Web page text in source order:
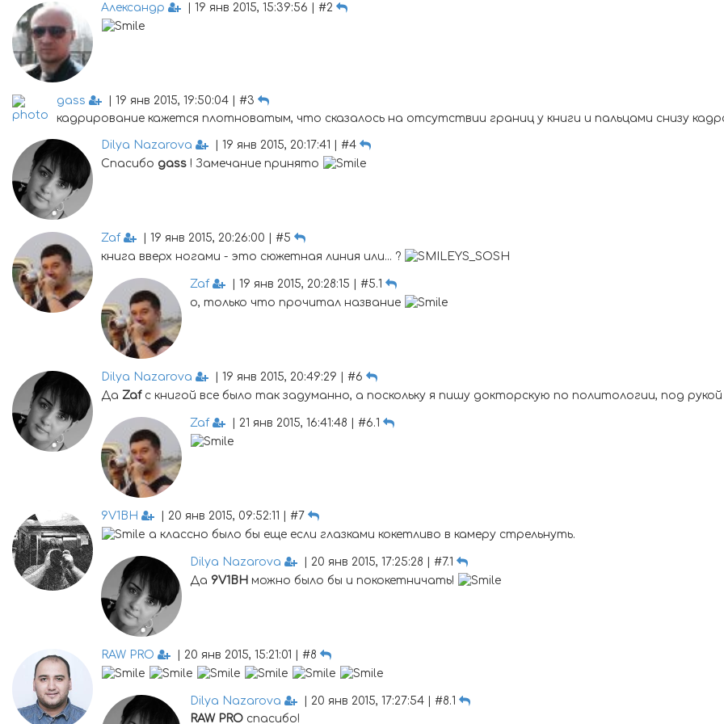
Александр | 19 янв 2015, 15:39:56 | #2
gass
| 19 янв 2015, 19:50:04 | #3
кадрирование кажется плотноватым, что сказалось на отсутствии границ у книги и пальцами снизу
Dilya Nazarova
| 19 янв 2015, 20:17:41 | #4
Спасибо gass ! Замечание принято
Zaf
| 19 янв 2015, 20:26:00 | #5
книга вверх ногами - это сюжетная линия или... ?
Zaf
| 19 янв 2015, 20:28:15 | #5.1
о, только что прочитал название
Dilya Nazarova
| 19 янв 2015, 20:49:29 | #6
Да Zafс книгой все было так задуманно, а поскольку я пишу докторскую по политологии, под
Zaf | 21 янв 2015, 16:41:48 | #6.1
9V1BH
| 20 янв 2015, 09:52:11 | #7
а классно было бы еще если глазками кокетливо в камеру стрельнуть.
Dilya Nazarova
| 20 янв 2015, 17:25:28 | #7.1
Да 9V1BH можно было бы и пококетничать!
RAW PRO | 20 янв 2015, 15:21:01 | #8
Dilya Nazarova
| 20 янв 2015, 17:27:54 | #8.1
RAW PRO спасибо!